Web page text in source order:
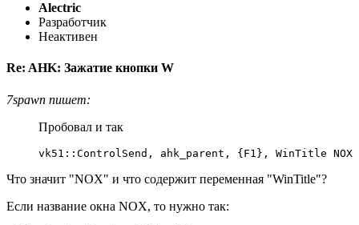
Alectric
Разработчик
Неактивен
Re: AHK: Зажатие кнопки W
7spawn пишет:
Пробовал и так
vk51::ControlSend, ahk_parent, {F1}, WinTitle NOX
Что значит "NOX" и что содержит переменная "WinTitle"?
Если название окна NOX, то нужно так: